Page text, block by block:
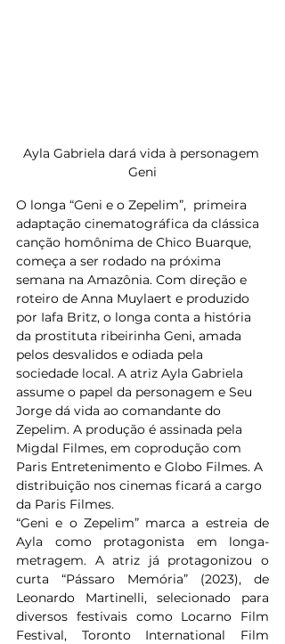
Ayla Gabriela dará vida à personagem
Geni
O longa “Geni e o Zepelim”,  primeira
adaptação cinematográfica da clássica
canção homônima de Chico Buarque,
começa a ser rodado na próxima
semana na Amazônia. Com direção e
roteiro de Anna Muylaert e produzido
por Iafa Britz, o longa conta a história
da prostituta ribeirinha Geni, amada
pelos desvalidos e odiada pela
sociedade local. A atriz Ayla Gabriela
assume o papel da personagem e Seu
Jorge dá vida ao comandante do
Zepelim. A produção é assinada pela
Migdal Filmes, em coprodução com
Paris Entretenimento e Globo Filmes. A
distribuição nos cinemas ficará a cargo
da Paris Filmes.
“Geni e o Zepelim” marca a estreia de
Ayla como protagonista em longa-
metragem. A atriz já protagonizou o
curta “Pássaro Memória” (2023), de
Leonardo Martinelli, selecionado para
diversos festivais como Locarno Film
Festival, Toronto International Film